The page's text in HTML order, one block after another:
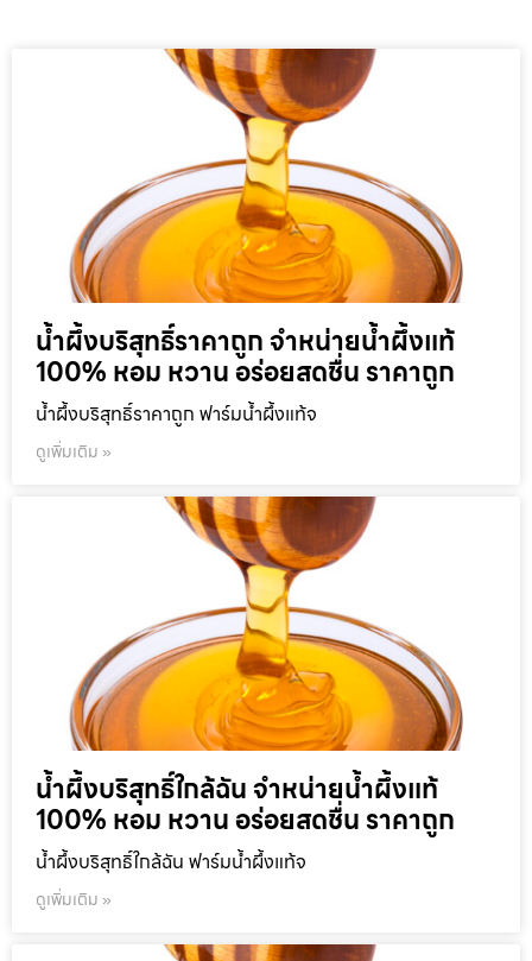
น้ำผึ้งบริสุทธิ์ราคาถูก จำหน่ายน้ำผึ้งแท้
100% หอม หวาน อร่อยสดชื่น ราคาถูก
น้ำผึ้งบริสุทธิ์ราคาถูก ฟาร์มน้ำผึ้งแท้จ
ดูเพิ่มเติม »
น้ำผึ้งบริสุทธิ์ใกล้ฉัน จำหน่ายน้ำผึ้งแท้
100% หอม หวาน อร่อยสดชื่น ราคาถูก
น้ำผึ้งบริสุทธิ์ใกล้ฉัน ฟาร์มน้ำผึ้งแท้จ
ดูเพิ่มเติม »